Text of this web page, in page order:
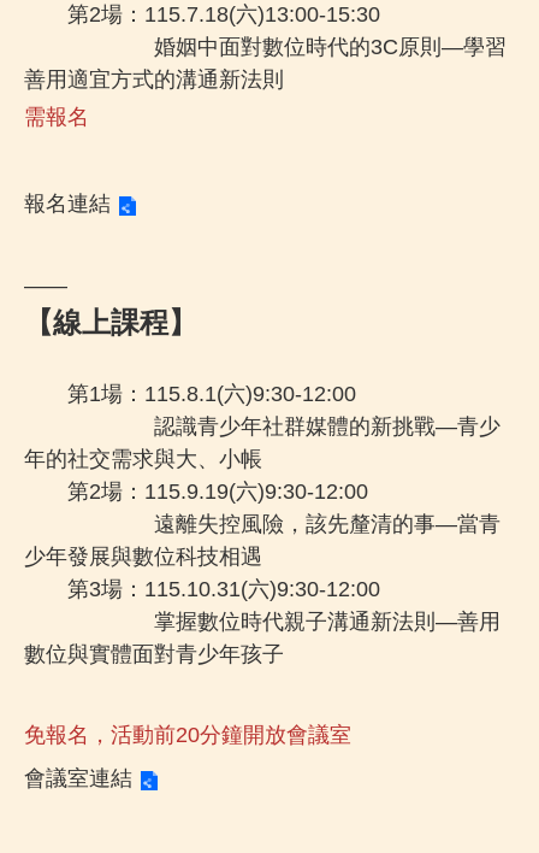
第2場：115.7.18(六)13:00-15:30
婚姻中面對數位時代的3C原則—學習
善用適宜方式的溝通新法則
需報名
報名連結
——
【線上課程】
第1場：115.8.1(六)9:30-12:00
認識青少年社群媒體的新挑戰—青少
年的社交需求與大、小帳
第2場：115.9.19(六)9:30-12:00
遠離失控風險，該先釐清的事—當青
少年發展與數位科技相遇
第3場：115.10.31(六)9:30-12:00
掌握數位時代親子溝通新法則—善用
數位與實體面對青少年孩子
免報名，活動前20分鐘開放會議室
會議室連結